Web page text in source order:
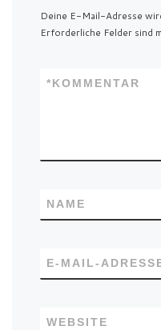
Deine E-Mail-Adresse
Erforderliche Felder sind
KOMMENTAR
*
NAME
E-MAIL-
WEBSITE